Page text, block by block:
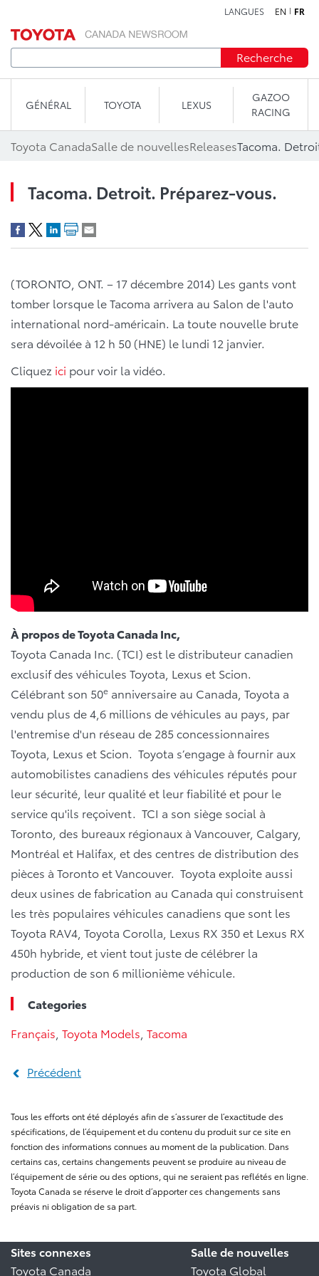
LANGUES EN FR
Recherche
GÉNÉRAL TOYOTA LEXUS
GAZOO
RACING
Toyota CanadaSalle de nouvellesReleasesTacoma.
Tacoma. Detroit. Préparez-vous.
(TORONTO, ONT. – 17 décembre 2014) Les gants vont
tomber lorsque le Tacoma arrivera au Salon de l'auto
international nord-américain. La toute nouvelle brute
sera dévoilée à 12 h 50 (HNE) le lundi 12 janvier.
Cliquez ici pour voir la vidéo.
À propos de Toyota Canada Inc,
Toyota Canada Inc. (TCI) est le distributeur canadien
exclusif des véhicules Toyota, Lexus et Scion.
Célébrant son 50e anniversaire au Canada, Toyota a
vendu plus de 4,6 millions de véhicules au pays, par
l'entremise d'un réseau de 285 concessionnaires
Toyota, Lexus et Scion. Toyota s’engage à fournir aux
automobilistes canadiens des véhicules réputés pour
leur sécurité, leur qualité et leur fiabilité et pour le
service qu'ils reçoivent. TCI a son siège social à
Toronto, des bureaux régionaux à Vancouver, Calgary,
Montréal et Halifax, et des centres de distribution des
pièces à Toronto et Vancouver. Toyota exploite aussi
deux usines de fabrication au Canada qui construisent
les très populaires véhicules canadiens que sont les
Toyota RAV4, Toyota Corolla, Lexus RX 350 et Lexus RX
450h hybride, et vient tout juste de célébrer la
production de son 6 millionième véhicule.
Categories
Français Toyota Models Tacoma
Précédent
Tous les efforts ont été déployés afin de s’assurer de l’exactitude des
spécifications, de l’équipement et du contenu du produit sur ce site en
fonction des informations connues au moment de la publication. Dans
certains cas, certains changements peuvent se produire au niveau de
l’équipement de série ou des options, qui ne seraient pas reflétés en ligne.
Toyota Canada se réserve le droit d’apporter ces changements sans
préavis ni obligation de sa part.
Sites connexes
Toyota Canada
Salle de nouvelles
Toyota Global